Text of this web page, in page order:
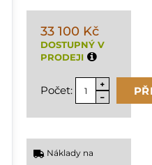
33 100 Kč
DOSTUPNÝ V
PRODEJI
Počet:
Náklady na